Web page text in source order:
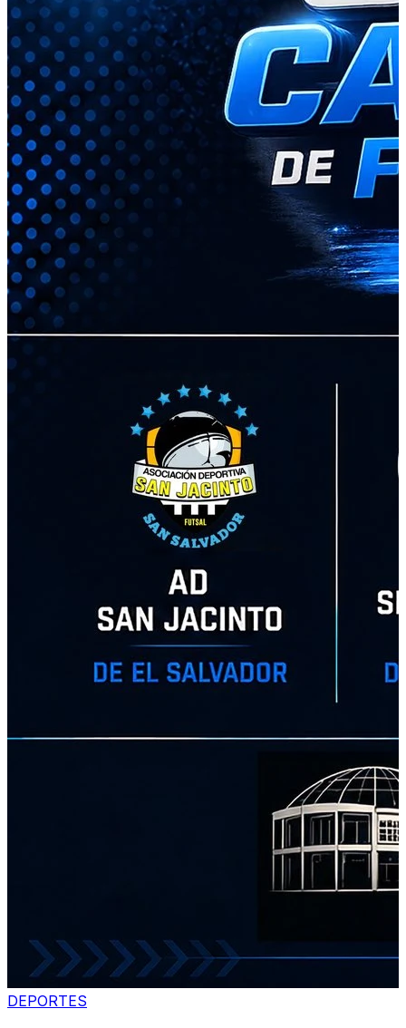
DEPORTES